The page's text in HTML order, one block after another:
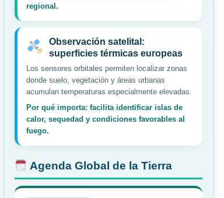
regional.
Observación satelital:
superficies térmicas europeas
Los sensores orbitales permiten localizar zonas
donde suelo, vegetación y áreas urbanas
acumulan temperaturas especialmente elevadas.
Por qué importa: facilita identificar islas de
calor, sequedad y condiciones favorables al
fuego.
Agenda Global de la Tierra